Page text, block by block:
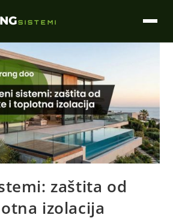
SISTEMI
zaštita od
izolacija